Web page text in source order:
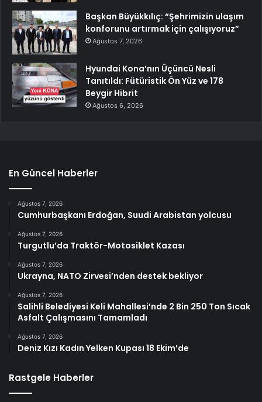
Başkan Büyükkılıç: “Şehrimizin ulaşım
konforunu artırmak için çalışıyoruz”
Ağustos 7, 2026
Hyundai Kona’nın Üçüncü Nesli
Tanıtıldı: Fütüristik Ön Yüz ve 178
Beygir Hibrit
Ağustos 6, 2026
En Güncel Haberler
Ağustos 7, 2026
Cumhurbaşkanı Erdoğan, Suudi Arabistan yolcusu
Ağustos 7, 2026
Turgutlu’da Traktör-Motosiklet Kazası
Ağustos 7, 2026
Ukrayna, NATO Zirvesi’nden destek bekliyor
Ağustos 7, 2026
Salihli Belediyesi Keli Mahallesi’nde 2 Bin 250 Ton Sıcak
Asfalt Çalışmasını Tamamladı
Ağustos 7, 2026
Deniz Kızı Kadın Yelken Kupası 18 Ekim’de
Rastgele Haberler